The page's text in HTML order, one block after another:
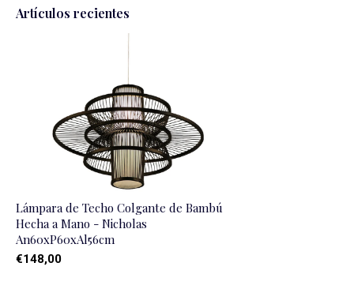
Artículos recientes
Lámpara de Techo Colgante de Bambú
Hecha a Mano - Nicholas
An60xP60xAl56cm
€148,00